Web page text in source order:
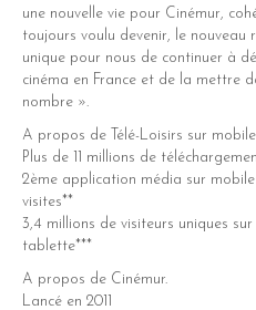
une nouvelle vie pour Cinémur,
toujours voulu devenir, le nouveau
unique pour nous de continuer à
cinéma en France et de la mettre
nombre ».
A propos de Télé-Loisirs sur
Plus de 11 millions de
2ème application média sur
visites**
3,4 millions de visiteurs uniques
tablette***
A propos de Cinémur.
Lancé en 2011